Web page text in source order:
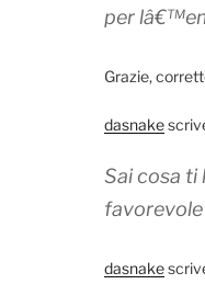
per
Grazie,
dasnake
Sai cosa ti
favorevole
dasnake